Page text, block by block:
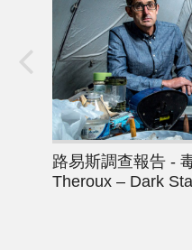
路易斯調查報告 -
Theroux – Dark